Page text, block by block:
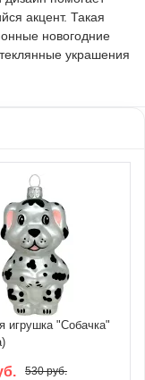
акцент. Такая
новогодние
украшения
игрушка "Собачка"
530 руб.